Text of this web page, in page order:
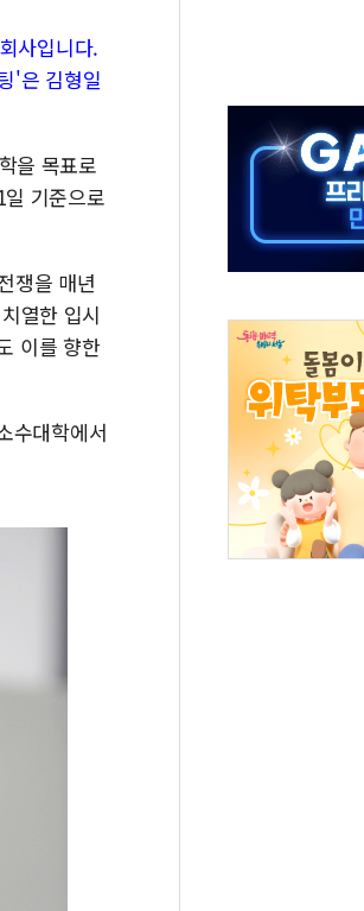
퇴…S&P500 최고치
지 의혹 소명" 요구
리 인상 가능성 낮아지며 상승… STOXX 600 지
사입니다.
'은 김형일
을 목표로
기준으로
쟁을 매년
열한 입시
이를 향한
수대학에서